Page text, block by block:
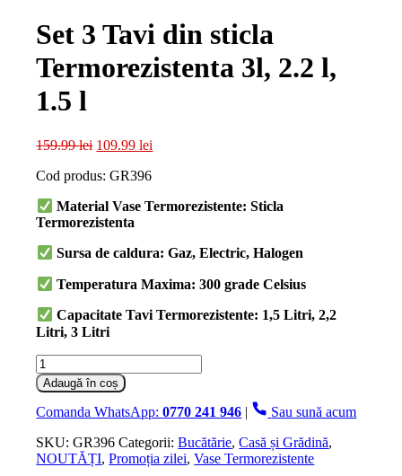
Set 3 Tavi din sticla
Termorezistenta 3l, 2.2 l,
1.5 l
159.99lei Prețul
a
159.99 lei.
109.99lei
Cod produs: GR396
Material Vase Termorezistente: Sticla
Termorezistenta
Sursa de caldura: Gaz, Electric, Halogen
Temperatura Maxima: 300 grade Celsius
Capacitate Tavi Termorezistente: 1,5 Litri, 2,2
Litri, 3 Litri
Cantitate
Set
3
Tavi
sticla
Termorezistenta
Adaugă în coș
Comanda WhatsApp:0770 241 946 |
Sau sună acum
SKU:GR396 Categorii:Bucătărie,Casă și Grădină,
NOUTĂȚI,Promoția zilei,Vase Termorezistente